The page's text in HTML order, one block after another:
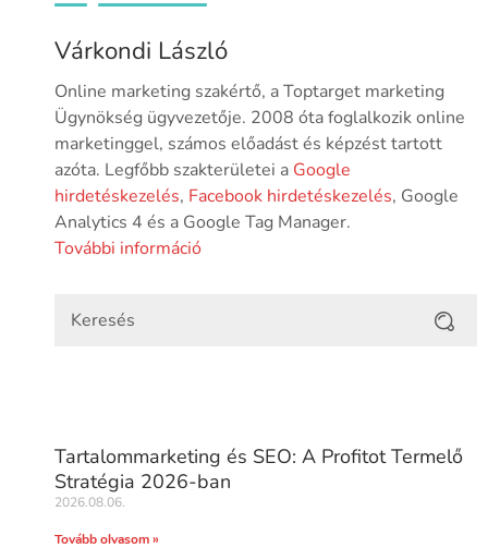
Várkondi László
Online marketing szakértő, a Toptarget marketing
Ügynökség ügyvezetője. 2008 óta foglalkozik online
marketinggel, számos előadást és képzést tartott
azóta. Legfőbb szakterületei a Google
hirdetéskezelés, Facebook hirdetéskezelés, Google
Analytics 4 és a Google Tag Manager.
További információ
Tartalommarketing és SEO: A Profitot Termelő
Stratégia 2026-ban
2026.08.06.
Tovább olvasom »